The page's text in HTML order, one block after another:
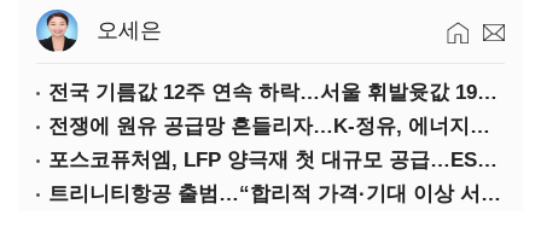
오세은
전국 기름값 12주 연속 하락…서울 휘발윳값 1909원
전쟁에 원유 공급망 흔들리자…K-정유, 에너지안보 핵심으로 재부상
포스코퓨처엠, LFP 양극재 첫 대규모 공급…ESS 시장 공략
트리니티항공 출범…“합리적 가격·기대 이상 서비스로 승부”